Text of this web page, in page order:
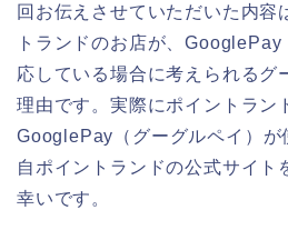
回お伝えさせていただいた内容
トランドのお店が、
応している場合に考えられるグ
理由です。実際にポイントラン
GooglePay（グーグルペイ）が
自ポイントランドの公式サイト
幸いです。